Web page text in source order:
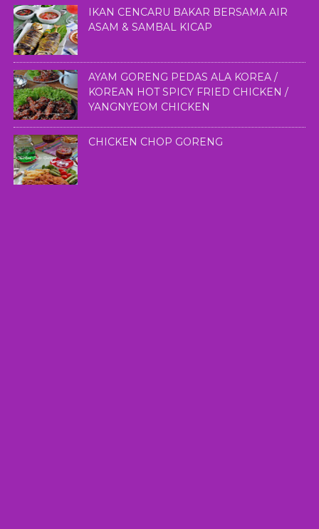
IKAN CENCARU BAKAR BERSAMA AIR
ASAM & SAMBAL KICAP
AYAM GORENG PEDAS ALA KOREA /
KOREAN HOT SPICY FRIED CHICKEN /
YANGNYEOM CHICKEN
CHICKEN CHOP GORENG